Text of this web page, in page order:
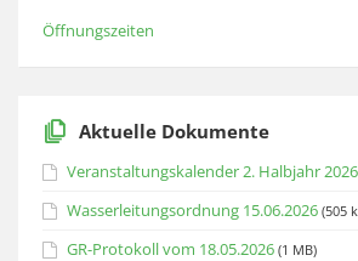
Öffnungszeiten
Aktuelle Dokumente
Veranstaltungskalender 2. Halbjahr 2026
Wasserleitungsordnung 15.06.2026 (505
GR-Protokoll vom 18.05.2026 (1 MB)